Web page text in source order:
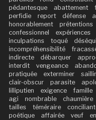
pédantesque
abattement
perfidie
report défense
honorablement
prétentions
confessionnel
expériences
inculpations
toqué
incompréhensibilité
indirecte
débarquer
interdit
vengeance
pratiquée
exterminer saillir
clair-obscur
parasite
lilliputien
exigence famille
agi
nombrable chaumière
tailles
téméraire
poétique
affairée veuf